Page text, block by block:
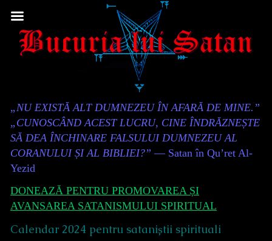
to
Content
Header
„NU EXISTĂ ALT DUMNEZEU ÎN AFARĂ DE MINE.”
„CUNOSCÂND ACEST LUCRU, CINE ÎNDRĂZNEȘTE
SĂ DEA ÎNCHINARE FALSULUI DUMNEZEU AL
CORANULUI ȘI AL BIBLIEI?” — Satan în Qu’ret Al-
Yezid
DONEAZĂ PENTRU PROMOVAREA ȘI
AVANSAREA SATANISMULUI SPIRITUAL
Calendar 2024 pentru sataniștii spirituali